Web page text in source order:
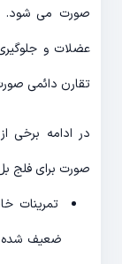
صورت می شود.
عضلات و
تقارن دائمی
در ادامه برخی
صورت برای فلج
تمرینات
ضعیف شده